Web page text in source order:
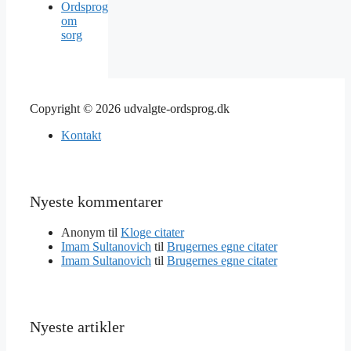
Ordsprog
om
sorg
Copyright © 2026 udvalgte-ordsprog.dk
Kontakt
Nyeste kommentarer
Anonym til Kloge citater
Imam Sultanovich til Brugernes egne citater
Imam Sultanovich til Brugernes egne citater
Nyeste artikler